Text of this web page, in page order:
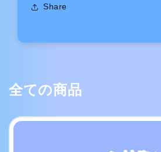
Share
全ての商品